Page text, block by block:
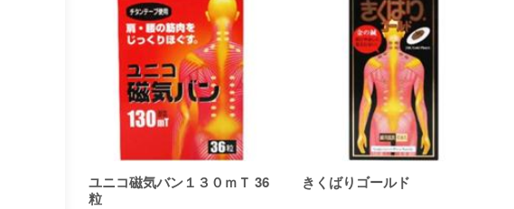
ユニコ磁気バン１３０ｍＴ 36
粒
きくばりゴールド